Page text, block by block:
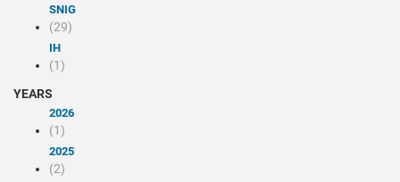
SNIG
(29)
IH
(1)
YEARS
2026
(1)
2025
(2)